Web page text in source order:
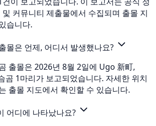
커뮤니티 제출물에서 수집되며 출몰 지
습니다.
몰은 언제, 어디서 발생했나요?
출몰은 2026년 8월 2일에 Ugo 新町,
곰 1마리가 보고되었습니다. 자세한 위치
출몰 지도에서 확인할 수 있습니다.
어디에 나타났나요?